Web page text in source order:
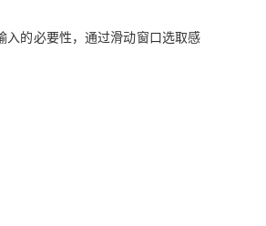
入的必要性，通过滑动窗口选取感